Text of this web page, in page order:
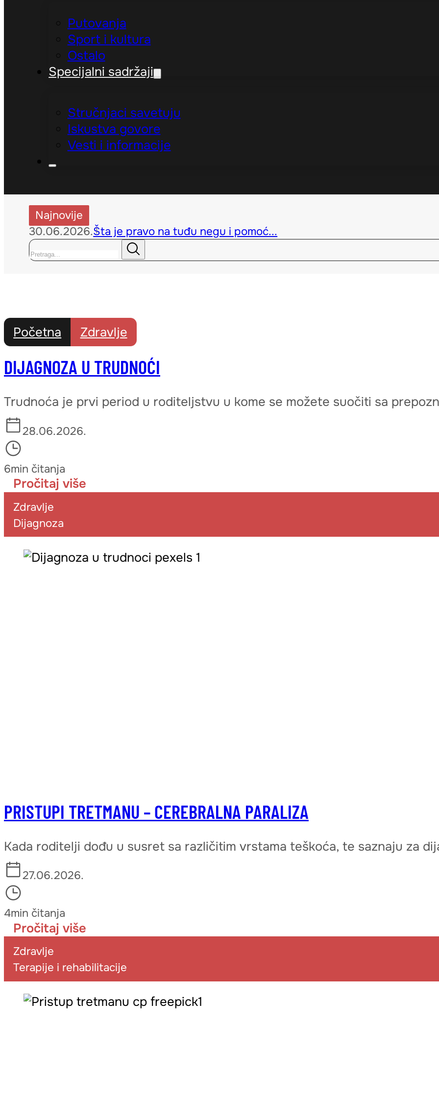
Putovanja
Sport i kultura
Ostalo
Specijalni sadržaji
Stručnjaci savetuju
Iskustva govore
Vesti i informacije
Najnovije
30.06.2026.Šta je pravo na tuđu negu i pomoć...
Pretraga
Početna Zdravlje
DIJAGNOZA U TRUDNOĆI
Trudnoća je prvi period u roditeljstvu u kome se možete suočiti sa
28.06.2026.
6min čitanja
Pročitaj više
Zdravlje
Dijagnoza
PRISTUPI TRETMANU – CEREBRALNA PARALIZA
Kada roditelji dođu u susret sa različitim vrstama teškoća, te saznaju za
27.06.2026.
4min čitanja
Pročitaj više
Zdravlje
Terapije i rehabilitacije